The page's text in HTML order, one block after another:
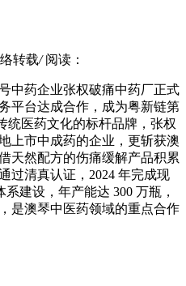
转载/ 阅读：
中药企业张权破痛中药厂正式
平台达成合作，成为粤新链第
统医药文化的标杆品牌，张权
上市中成药的企业，更斩获澳
天然配方的伤痛缓解产品积累
过清真认证，2024 年完成现
建设，年产能达 300 万瓶，
是澳琴中医药领域的重点合作